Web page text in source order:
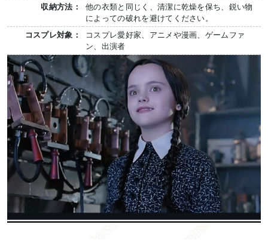
収納方法：
他の衣類と同じく、清潔に乾燥を保ち、鋭い物
によっての破れを避けてください。
コスプレ対象：
コスプレ愛好家、アニメや漫画、ゲームファ
ン、出演者